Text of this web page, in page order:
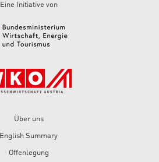
Eine Initiative von
Über uns
English Summary
Offenlegung